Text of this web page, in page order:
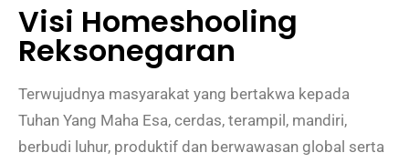
Visi Homeshooling
Reksonegaran
Terwujudnya masyarakat yang bertakwa kepada
Tuhan Yang Maha Esa, cerdas, terampil, mandiri,
berbudi luhur, produktif dan berwawasan global serta